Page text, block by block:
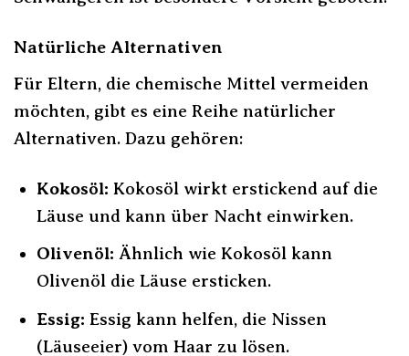
Natürliche Alternativen
Für Eltern, die chemische Mittel vermeiden
möchten, gibt es eine Reihe natürlicher
Alternativen. Dazu gehören:
Kokosöl: Kokosöl wirkt erstickend auf die
Läuse und kann über Nacht einwirken.
Olivenöl: Ähnlich wie Kokosöl kann
Olivenöl die Läuse ersticken.
Essig: Essig kann helfen, die Nissen
(Läuseeier) vom Haar zu lösen.